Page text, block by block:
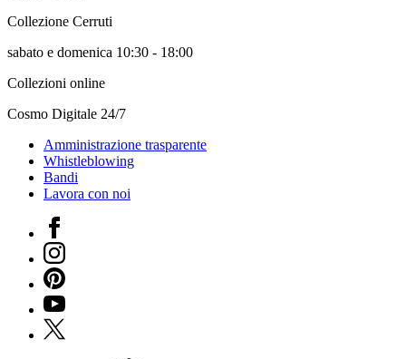
Collezione Cerruti
sabato e domenica 10:30 - 18:00
Collezioni online
Cosmo Digitale 24/7
Amministrazione trasparente
Whistleblowing
Bandi
Lavora con noi
Facebook
Instagram
Pinterest
YouTube
X